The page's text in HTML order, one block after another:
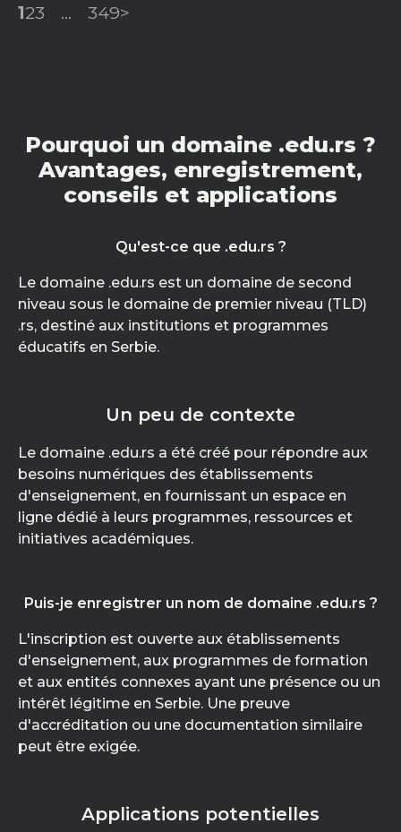
123 ... 349>
Pourquoi un domaine .edu.rs ?
Avantages, enregistrement,
conseils et applications
Qu'est-ce que .edu.rs ?
Le domaine .edu.rs est un domaine de second
niveau sous le domaine de premier niveau (TLD)
.rs, destiné aux institutions et programmes
éducatifs en Serbie.
Un peu de contexte
Le domaine .edu.rs a été créé pour répondre aux
besoins numériques des établissements
d'enseignement, en fournissant un espace en
ligne dédié à leurs programmes, ressources et
initiatives académiques.
Puis-je enregistrer un nom de domaine .edu.rs ?
L'inscription est ouverte aux établissements
d'enseignement, aux programmes de formation
et aux entités connexes ayant une présence ou un
intérêt légitime en Serbie. Une preuve
d'accréditation ou une documentation similaire
peut être exigée.
Applications potentielles